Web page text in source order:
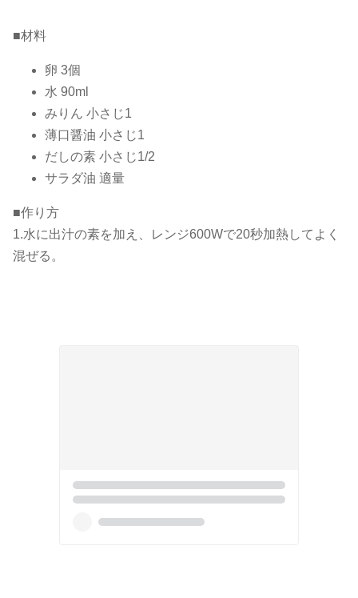
■材料
卵 3個
水 90ml
みりん 小さじ1
薄口醤油 小さじ1
だしの素 小さじ1/2
サラダ油 適量
■作り方
1.水に出汁の素を加え、レンジ600Wで20秒加熱してよく
混ぜる。